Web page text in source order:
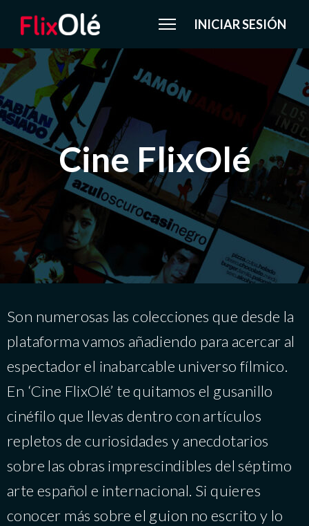
INICIAR SESIÓN
Cine FlixOlé
Son numerosas las colecciones que desde la
plataforma vamos añadiendo para acercar al
espectador el inabarcable universo fílmico.
En ‘Cine FlixOlé’ te quitamos el gusanillo
cinéfilo que llevas dentro con artículos
repletos de curiosidades y anecdotarios
sobre las obras imprescindibles del séptimo
arte español e internacional. Si quieres
conocer más sobre el guion no escrito y lo